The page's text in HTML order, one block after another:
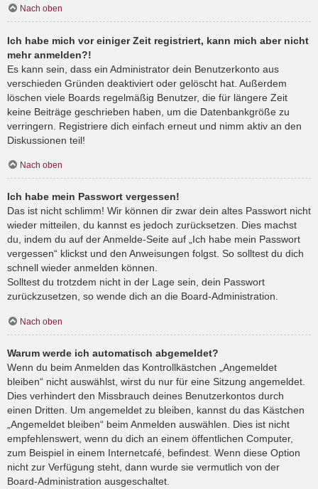
Nach oben
Ich habe mich vor einiger Zeit registriert, kann mich aber nicht
mehr anmelden?!
Es kann sein, dass ein Administrator dein Benutzerkonto aus
verschieden Gründen deaktiviert oder gelöscht hat. Außerdem
löschen viele Boards regelmäßig Benutzer, die für längere Zeit
keine Beiträge geschrieben haben, um die Datenbankgröße zu
verringern. Registriere dich einfach erneut und nimm aktiv an den
Diskussionen teil!
Nach oben
Ich habe mein Passwort vergessen!
Das ist nicht schlimm! Wir können dir zwar dein altes Passwort nicht
wieder mitteilen, du kannst es jedoch zurücksetzen. Dies machst
du, indem du auf der Anmelde-Seite auf „Ich habe mein Passwort
vergessen“ klickst und den Anweisungen folgst. So solltest du dich
schnell wieder anmelden können.
Solltest du trotzdem nicht in der Lage sein, dein Passwort
zurückzusetzen, so wende dich an die Board-Administration.
Nach oben
Warum werde ich automatisch abgemeldet?
Wenn du beim Anmelden das Kontrollkästchen „Angemeldet
bleiben“ nicht auswählst, wirst du nur für eine Sitzung angemeldet.
Dies verhindert den Missbrauch deines Benutzerkontos durch
einen Dritten. Um angemeldet zu bleiben, kannst du das Kästchen
„Angemeldet bleiben“ beim Anmelden auswählen. Dies ist nicht
empfehlenswert, wenn du dich an einem öffentlichen Computer,
zum Beispiel in einem Internetcafé, befindest. Wenn diese Option
nicht zur Verfügung steht, dann wurde sie vermutlich von der
Board-Administration ausgeschaltet.